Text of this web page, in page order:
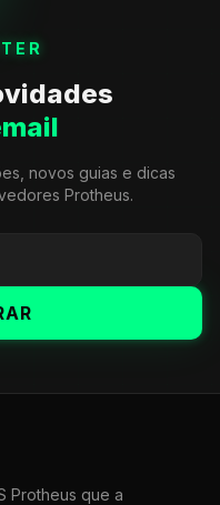
novos guias e dicas
Protheus.
Protheus que a